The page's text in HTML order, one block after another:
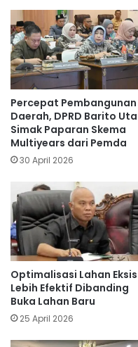
Percepat Pembangunan
Daerah, DPRD Barito
Simak Paparan Skema
Multiyears dari Pemda
30 April 2026
Optimalisasi Lahan Eksis
Lebih Efektif Dibanding
Buka Lahan Baru
25 April 2026